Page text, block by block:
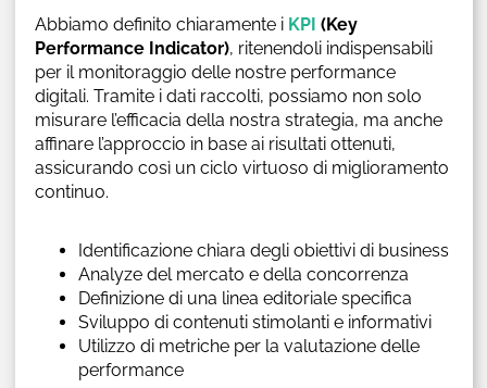
Abbiamo definito chiaramente i KPI (Key
Performance Indicator), ritenendoli indispensabili
per il monitoraggio delle nostre performance
digitali. Tramite i dati raccolti, possiamo non solo
misurare l’efficacia della nostra strategia, ma anche
affinare l’approccio in base ai risultati ottenuti,
assicurando così un ciclo virtuoso di miglioramento
continuo.
Identificazione chiara degli obiettivi di business
Analyze del mercato e della concorrenza
Definizione di una linea editoriale specifica
Sviluppo di contenuti stimolanti e informativi
Utilizzo di metriche per la valutazione delle
performance